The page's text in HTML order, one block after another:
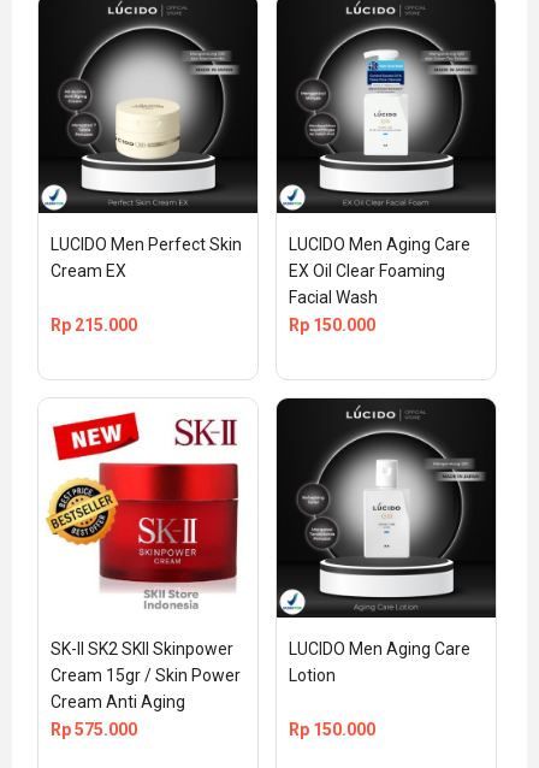
LUCIDO Men Perfect Skin
Cream EX
Rp 215.000
LUCIDO Men Aging Care
EX Oil Clear Foaming
Facial Wash
Rp 150.000
SK-II SK2 SKII Skinpower
Cream 15gr / Skin Power
Cream Anti Aging
Rp575.000
LUCIDO Men Aging Care
Lotion
Rp 150.000